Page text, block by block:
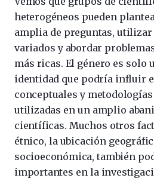
heterogéneos pueden
amplia de preguntas, utilizar
variados y abordar
más ricas. El género es solo
identidad que podría influir
conceptuales y
utilizadas en un amplio
científicas. Muchos otros
étnico, la ubicación
socioeconómica, también
importantes en la